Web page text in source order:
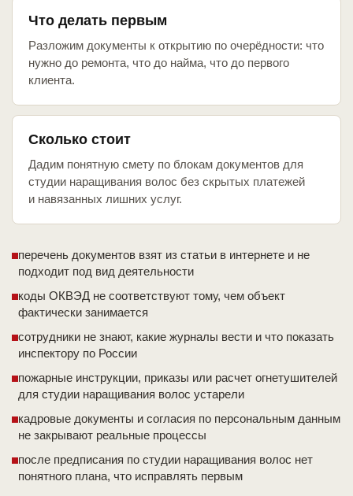
Что делать первым
Разложим документы к открытию по очерёдности: что
нужно до ремонта, что до найма, что до первого
клиента.
Сколько стоит
Дадим понятную смету по блокам документов для
студии наращивания волос без скрытых платежей
и навязанных лишних услуг.
перечень документов взят из статьи в интернете и не
подходит под вид деятельности
коды ОКВЭД не соответствуют тому, чем объект
фактически занимается
сотрудники не знают, какие журналы вести и что показать
инспектору по России
пожарные инструкции, приказы или расчет огнетушителей
для студии наращивания волос устарели
кадровые документы и согласия по персональным данным
не закрывают реальные процессы
после предписания по студии наращивания волос нет
понятного плана, что исправлять первым